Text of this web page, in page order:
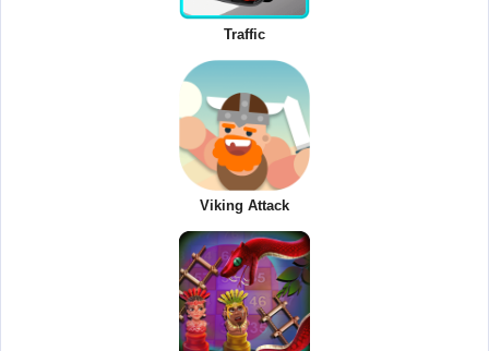
Traffic
Viking Attack